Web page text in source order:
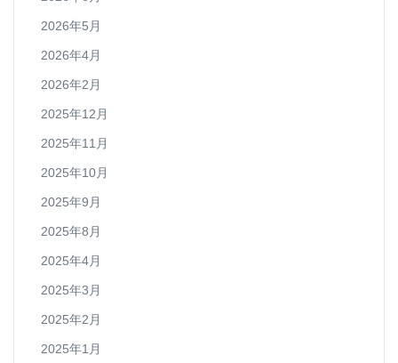
2026年5月
2026年4月
2026年2月
2025年12月
2025年11月
2025年10月
2025年9月
2025年8月
2025年4月
2025年3月
2025年2月
2025年1月